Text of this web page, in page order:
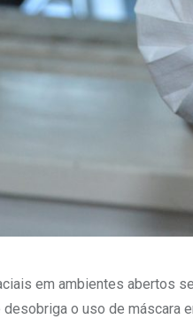
em ambientes abertos
desobriga o uso de